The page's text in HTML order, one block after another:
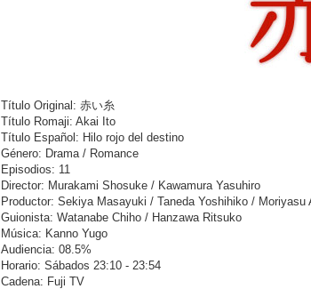
Título Original: 赤い糸
Título Romaji: Akai Ito
Título Español: Hilo rojo del destino
Género: Drama / Romance
Episodios: 11
Director: Murakami Shosuke / Kawamura Yasuhiro
Productor: Sekiya Masayuki / Taneda Yoshihiko / Moriyasu
Guionista: Watanabe Chiho / Hanzawa Ritsuko
Música: Kanno Yugo
Audiencia: 08.5%
Horario: Sábados 23:10 - 23:54
Cadena: Fuji TV